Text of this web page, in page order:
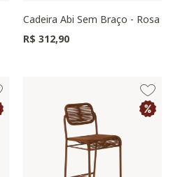
Cadeira Abi Sem Braço - Rosa
R$ 312,90